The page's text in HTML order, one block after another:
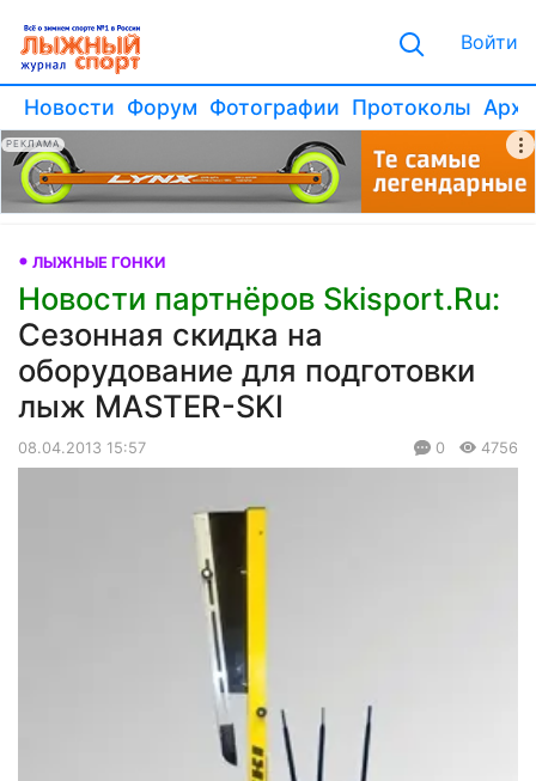
Войти
Новости Форум Фотографии Протоколы
РЕКЛАМА
ЛЫЖНЫЕ ГОНКИ
Новости партнёров Skisport.Ru:
Сезонная скидка на
оборудование для подготовки
лыж MASTER-SKI
08.04.2013 15:57 0 4756